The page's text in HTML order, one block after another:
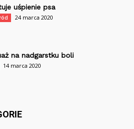
uśpienie psa
24 marca 2020
na nadgarstku boli
14 marca 2020